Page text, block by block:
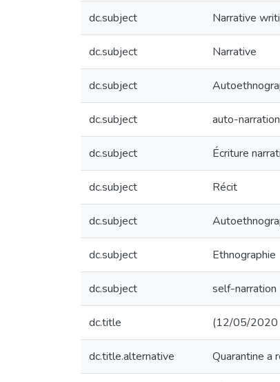
dc.subject Narrative
dc.subject Narrative
dc.subject
dc.subject auto-narration
dc.subject Écriture
dc.subject Récit
dc.subject
dc.subject Ethnographie
dc.subject self-narration
dc.title
dc.title.alternative Quarantine a